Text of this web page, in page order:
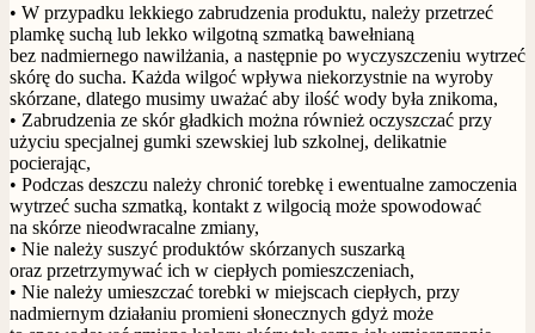
• W przypadku lekkiego zabrudzenia produktu, należy przetrzeć
plamkę suchą lub lekko wilgotną szmatką bawełnianą
bez nadmiernego nawilżania, a następnie po wyczyszczeniu wytrzeć
skórę do sucha. Każda wilgoć wpływa niekorzystnie na wyroby
skórzane, dlatego musimy uważać aby ilość wody była znikoma,
• Zabrudzenia ze skór gładkich można również oczyszczać przy
użyciu specjalnej gumki szewskiej lub szkolnej, delikatnie
pocierając,
• Podczas deszczu należy chronić torebkę i ewentualne zamoczenia
wytrzeć sucha szmatką, kontakt z wilgocią może spowodować
na skórze nieodwracalne zmiany,
• Nie należy suszyć produktów skórzanych suszarką
oraz przetrzymywać ich w ciepłych pomieszczeniach,
• Nie należy umieszczać torebki w miejscach ciepłych, przy
nadmiernym działaniu promieni słonecznych gdyż może